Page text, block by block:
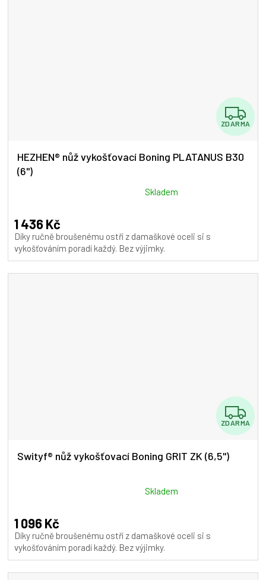
Z
D
ZDARMA
HEZHEN® nůž vykošťovací Boning PLATANUS B30
(6")
produktu
je
5,0
z
Skladem
1 436 Kč
Díky ručně broušenému ostří z damaškové oceli si s
vykošťováním poradí každý. Bez výjimky.
Z
D
ZDARMA
Swityf® nůž vykošťovací Boning GRIT ZK (6,5")
produktu
je
5,0
z
Skladem
1 096 Kč
Díky ručně broušenému ostří z damaškové oceli si s
vykošťováním poradí každý. Bez výjimky.